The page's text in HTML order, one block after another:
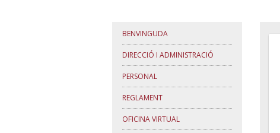
BENVINGUDA
DIRECCIÓ I ADMINISTRACIÓ
PERSONAL
REGLAMENT
OFICINA VIRTUAL